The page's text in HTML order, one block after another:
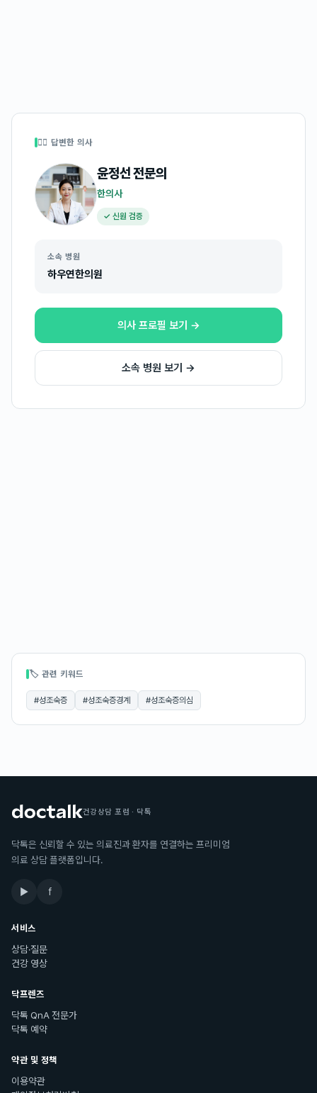
👩‍⚕️ 답변한 의사
윤정선전문의
한의사
✓ 신원 검증
소속 병원
하우연한의원
의사 프로필 보기 →
소속 병원 보기 →
🏷 관련 키워드
#성조숙증 #성조숙증경계 #성조숙증의심
건강상담 포럼 · 닥톡
닥톡은 신뢰할 수 있는 의료진과 환자를 연결하는 프리미엄
의료 상담 플랫폼입니다.
▶ f
서비스
상담·질문
건강 영상
닥프렌즈
닥톡 QnA 전문가
닥톡 예약
약관 및 정책
이용약관